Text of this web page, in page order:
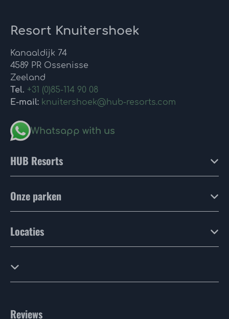
Resort Knuitershoek
Kanaaldijk 74
4589 PR Ossenisse
Zeeland
Tel. +31 (0)85-114 90 08
E-mail: knuitershoek@hub-resorts.com
Whatsapp with us
HUB Resorts
Onze parken
Locaties
Reviews